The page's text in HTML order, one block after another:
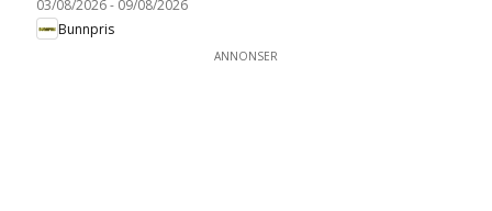
03/08/2026- 09/08/2026
Bunnpris
ANNONSER